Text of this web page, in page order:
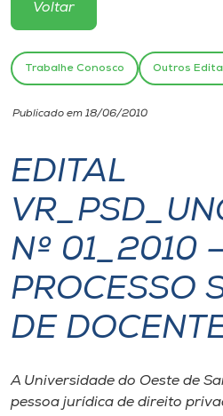
Portal de Ensino
Unoesc
Internacionalização
I.nova
Diplomados
Cultura
CPA
Voltar
Trabalhe Conosco Outros
Publicado em 18/06/2010
EDITAL
Nº 01_2010 –
PROCESSO
DE
A Universidade do Oeste de
pessoa jurídica de direito